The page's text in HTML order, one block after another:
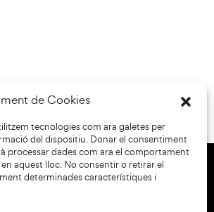
de Cookies
tecnologies com ara galetes per
del dispositiu. Donar el consentiment
processar dades com ara el comportament
aquest lloc. No consentir o retirar el
determinades característiques i